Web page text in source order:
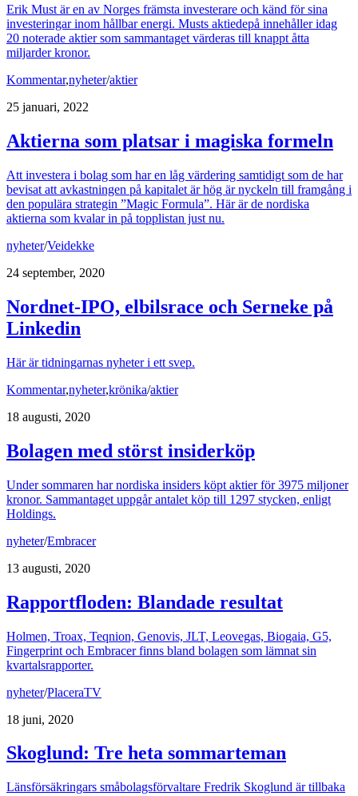
Erik Must är en av Norges främsta investerare och känd för sina
investeringar inom hållbar energi. Musts aktiedepå innehåller idag
20 noterade aktier som sammantaget värderas till knappt åtta
miljarder kronor.
Kommentar,nyheter/aktier
25 januari, 2022
Aktierna som platsar i magiska formeln
Att investera i bolag som har en låg värdering samtidigt som de har
bevisat att avkastningen på kapitalet är hög är nyckeln till framgång i
den populära strategin ”Magic Formula”. Här är de nordiska
aktierna som kvalar in på topplistan just nu.
nyheter/Veidekke
24 september, 2020
Nordnet-IPO, elbilsrace och Serneke på
Linkedin
Här är tidningarnas nyheter i ett svep.
Kommentar,nyheter,krönika/aktier
18 augusti, 2020
Bolagen med störst insiderköp
Under sommaren har nordiska insiders köpt aktier för 3975 miljoner
kronor. Sammantaget uppgår antalet köp till 1297 stycken, enligt
Holdings.
nyheter/Embracer
13 augusti, 2020
Rapportfloden: Blandade resultat
Holmen, Troax, Teqnion, Genovis, JLT, Leovegas, Biogaia, G5,
Fingerprint och Embracer finns bland bolagen som lämnat sin
kvartalsrapporter.
nyheter/PlaceraTV
18 juni, 2020
Skoglund: Tre heta sommarteman
Länsförsäkringars småbolagsförvaltare Fredrik Skoglund är tillbaka